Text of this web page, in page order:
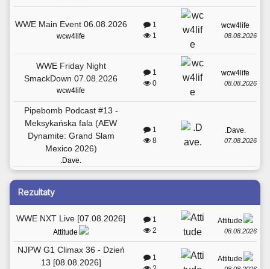
WWE Main Event 06.08.2026
wcw4life
1
1
wcw4life
08.08.2026
WWE Friday Night
SmackDown 07.08.2026
wcw4life
1
0
wcw4life
08.08.2026
Pipebomb Podcast #13 -
Meksykańska fala (AEW
Dynamite: Grand Slam
Mexico 2026)
.Dave.
1
8
.Dave.
07.08.2026
Rezultaty
WWE NXT Live [07.08.2026]
Attitude
1
2
Attitude
08.08.2026
NJPW G1 Climax 36 - Dzień
13 [08.08.2026]
1
Attitude